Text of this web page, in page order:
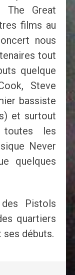
Great
films au
nous
tout
quelque
Steve
bassiste
et surtout
toutes les
Never
quelques
Pistols
quartiers
ses débuts.